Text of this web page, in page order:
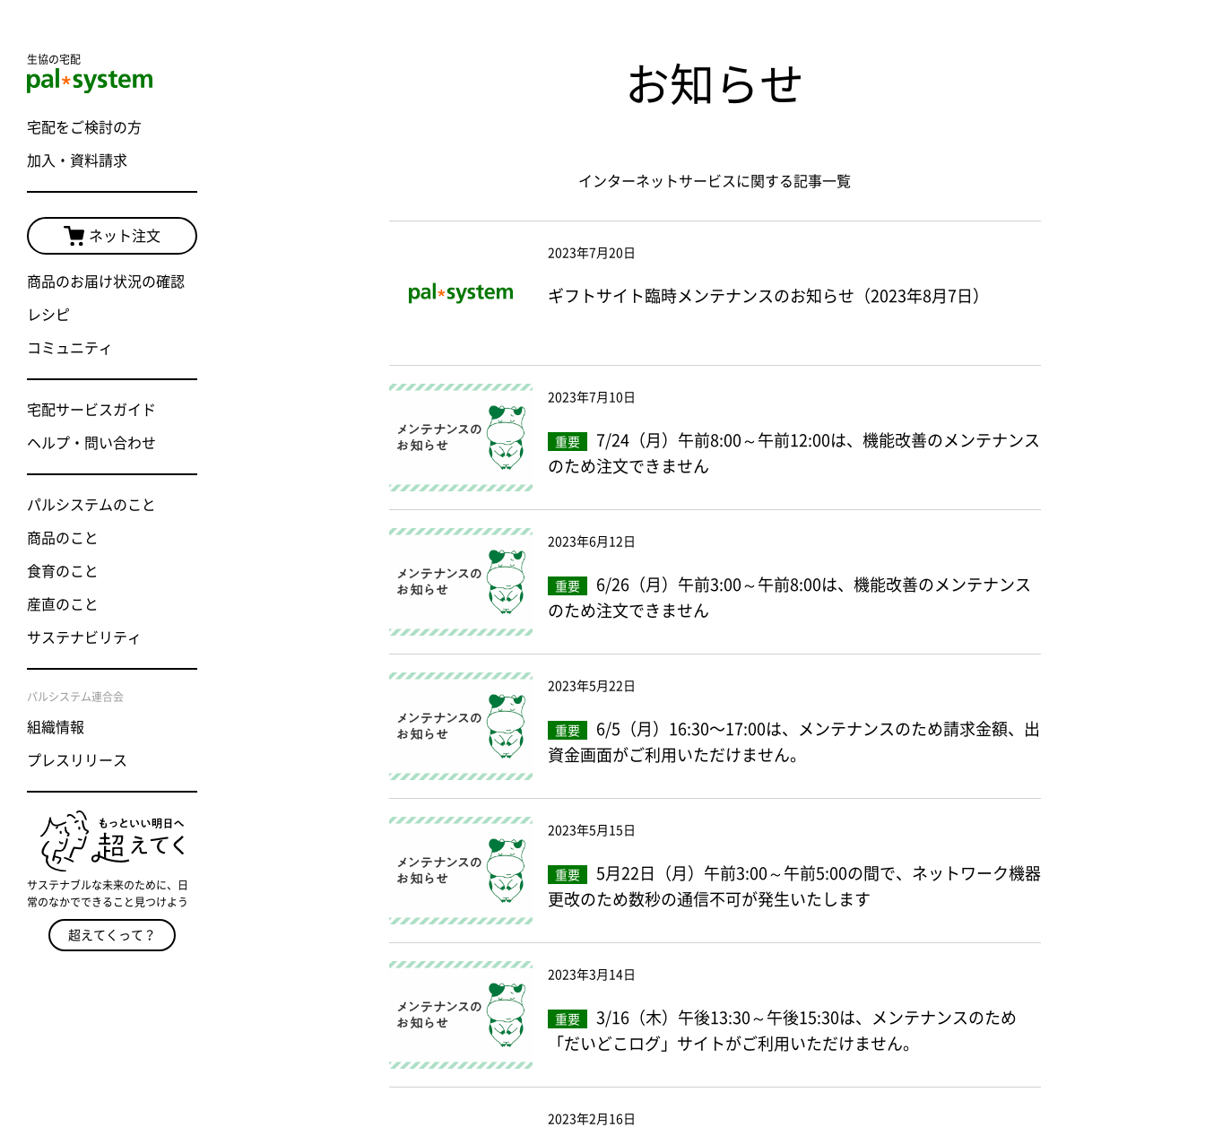
生協の宅配
宅配をご検討の方
加入・資料請求
ネット注文
商品のお届け状況の確認
レシピ
コミュニティ
宅配サービスガイド
ヘルプ・問い合わせ
パルシステムのこと
商品のこと
食育のこと
産直のこと
サステナビリティ
パルシステム連合会
組織情報
プレスリリース
サステナブルな未来のために、日
常のなかでできること見つけよう
超えてくって？
お知らせ
インターネットサービスに関する記事一覧
2023年7月20日
ギフトサイト臨時メンテナンスのお知らせ（2023年8月7日）
2023年7月10日
重要
7/24（月）午前8:00～午前12:00は、機能改善のメンテナンス
のため注文できません
2023年6月12日
重要
6/26（月）午前3:00～午前8:00は、機能改善のメンテナンス
のため注文できません
2023年5月22日
重要
6/5（月）16:30〜17:00は、メンテナンスのため請求金額、出
資金画面がご利用いただけません。
2023年5月15日
重要
5月22日（月）午前3:00～午前5:00の間で、ネットワーク機器
更改のため数秒の通信不可が発生いたします
2023年3月14日
重要
3/16（木）午後13:30～午後15:30は、メンテナンスのため
「だいどこログ」サイトがご利用いただけません。
2023年2月16日